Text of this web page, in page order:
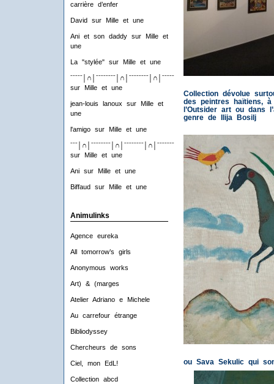
carrière d’enfer
David sur Mille et une
Ani et son daddysur
Mille et
une
La "stylée"sur Mille et une
ˉˉˉˉˉ│∩│ˉˉˉˉˉˉˉˉ│∩│ˉˉˉˉˉˉˉˉ│∩│ˉˉˉˉˉˉˉˉ│∩│ˉˉˉˉ
sur
Mille et une
jean-louis lanoux sur
Mille et
une
l'amigosur Mille et une
ˉˉˉ│∩│ˉˉˉˉˉˉˉˉ│∩│ˉˉˉˉˉˉˉˉ│∩│ˉˉˉˉˉˉˉˉ│∩│ˉˉˉ
sur
Mille et une
Anisur Mille et une
Biffaud sur Mille et une
Animulinks
Agence eureka
All tomorrow’s girls
Anonymous works
Art) & (marges
Atelier Adriano e Michele
Au carrefour étrange
Bibliodyssey
Chercheurs de sons
Ciel, mon EdL!
Collection abcd
Collection dévolue
des peintres haïtiens,
l’Outsider art ou dans
genre de Ilija Bosilj
ou Sava Sekulic qui